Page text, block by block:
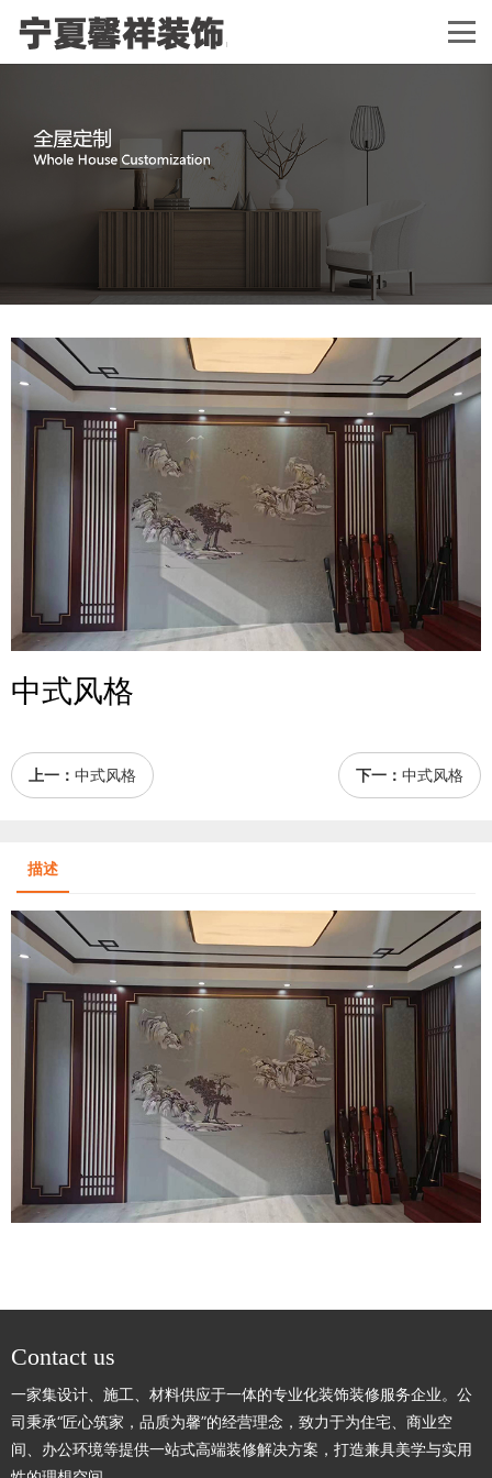
中式风格
上一： 中式风格 下一： 中式风格
描述
Contact us
一家集设计、施工、材料供应于一体的专业化装饰装修服务企业。公
司秉承“匠心筑家，品质为馨”的经营理念，致力于为住宅、商业空
间、办公环境等提供一站式高端装修解决方案，打造兼具美学与实用